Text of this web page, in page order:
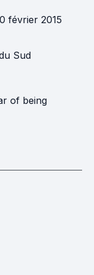
février 2015
Sud
of being